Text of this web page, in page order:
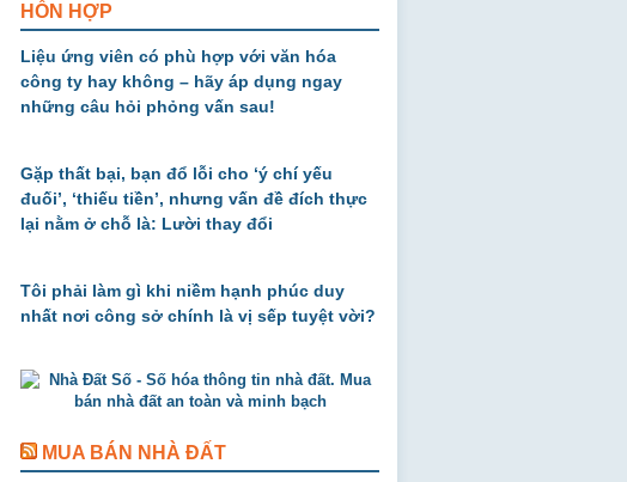
HỖN HỢP
Liệu ứng viên có phù hợp với văn hóa
công ty hay không – hãy áp dụng ngay
những câu hỏi phỏng vấn sau!
Gặp thất bại, bạn đổ lỗi cho ‘ý chí yếu
đuối’, ‘thiếu tiền’, nhưng vấn đề đích thực
lại nằm ở chỗ là: Lười thay đổi
Tôi phải làm gì khi niềm hạnh phúc duy
nhất nơi công sở chính là vị sếp tuyệt vời?
MUA BÁN NHÀ ĐẤT